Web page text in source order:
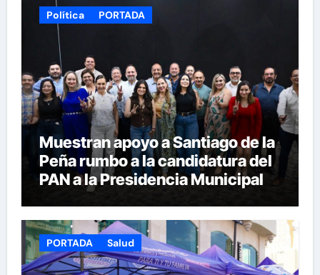
Política PORTADA
Muestran apoyo a Santiago de la
Peña rumbo a la candidatura del
PAN a la Presidencia Municipal
PORTADA Salud